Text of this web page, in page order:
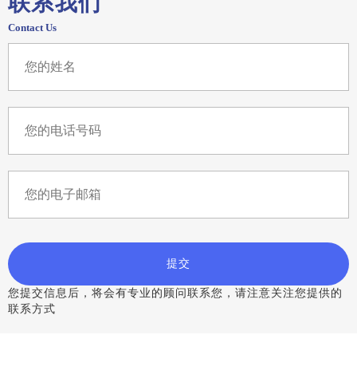
Contact Us
提交
您提交信息后，将会有专业的顾问联系您，请注意关注您提供的
联系方式